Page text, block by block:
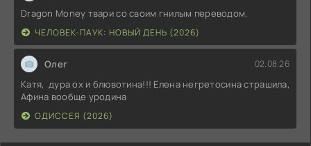
Dragon Money твари со своим гнилым переводом.
ЧЕЛОВЕК-ПАУК: НОВЫЙ ДЕНЬ (2026)
Олег 02.08.26
Катя, дура ох и блювотина!!! Елена негретосина страшила,
Афина вообще уродина
ОДИССЕЯ (2026)